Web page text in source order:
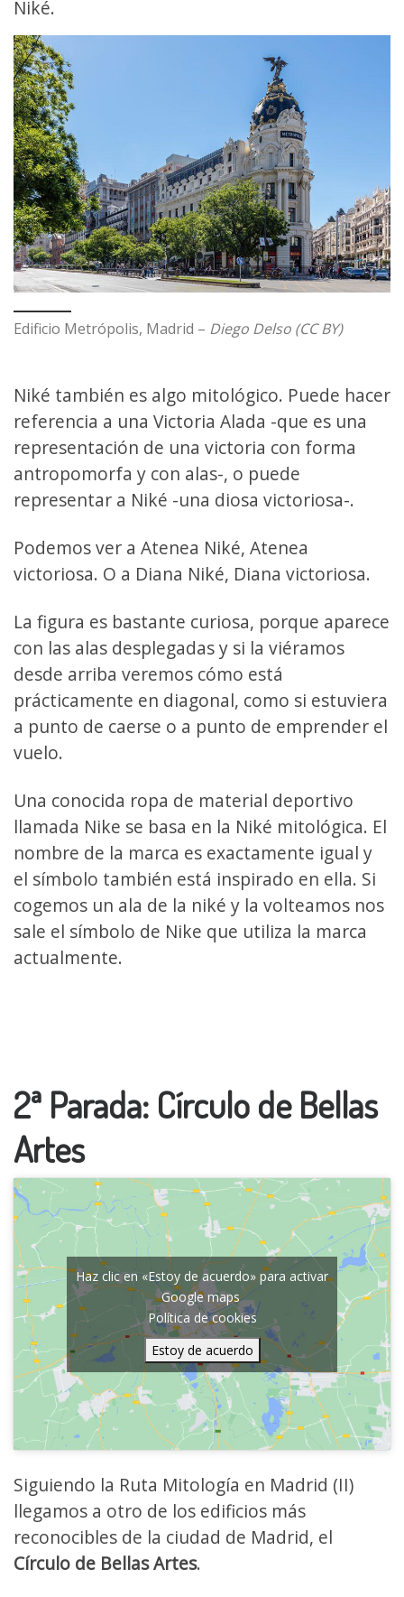
Niké.
Edificio Metrópolis, Madrid – Diego Delso (CC BY)
Niké también es algo mitológico. Puede hacer
referencia a una Victoria Alada -que es una
representación de una victoria con forma
antropomorfa y con alas-, o puede
representar a Niké -una diosa victoriosa-.
Podemos ver a Atenea Niké, Atenea
victoriosa. O a Diana Niké, Diana victoriosa.
La figura es bastante curiosa, porque aparece
con las alas desplegadas y si la viéramos
desde arriba veremos cómo está
prácticamente en diagonal, como si estuviera
a punto de caerse o a punto de emprender el
vuelo.
Una conocida ropa de material deportivo
llamada Nike se basa en la Niké mitológica. El
nombre de la marca es exactamente igual y
el símbolo también está inspirado en ella. Si
cogemos un ala de la niké y la volteamos nos
sale el símbolo de Nike que utiliza la marca
actualmente.
2ª Parada: Círculo de Bellas
Artes
Haz clic en «Estoy de acuerdo» para activar
Google maps
Política de cookies
Estoy de acuerdo
Siguiendo la Ruta Mitología en Madrid (II)
llegamos a otro de los edificios más
reconocibles de la ciudad de Madrid, el
Círculo de Bellas Artes.